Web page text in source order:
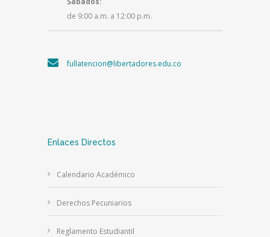
de 9:00 a.m. a 12:00 p.m.
fullatencion@libertadores.edu.co
Enlaces Directos
Calendario Académico
Derechos Pecuniarios
Reglamento Estudiantil